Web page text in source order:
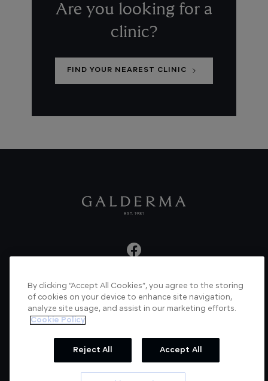
Are you looking for a
clinic?
FIND YOUR NEAREST CLINIC
About us Articles News Videos
Verified Certificate Contact us
By clicking “Accept All Cookies”, you agree to the storing
of cookies on your device to enhance site navigation,
analyze site usage, and assist in our marketing efforts.
Cookie Policy
Reject All Accept All